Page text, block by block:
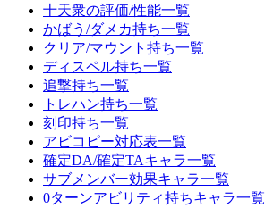
十天衆の評価/性能一覧
かばう/ダメカ持ち一覧
クリア/マウント持ち一覧
ディスペル持ち一覧
追撃持ち一覧
トレハン持ち一覧
刻印持ち一覧
アビコピー対応表一覧
確定DA/確定TAキャラ一覧
サブメンバー効果キャラ一覧
0ターンアビリティ持ちキャラ一覧